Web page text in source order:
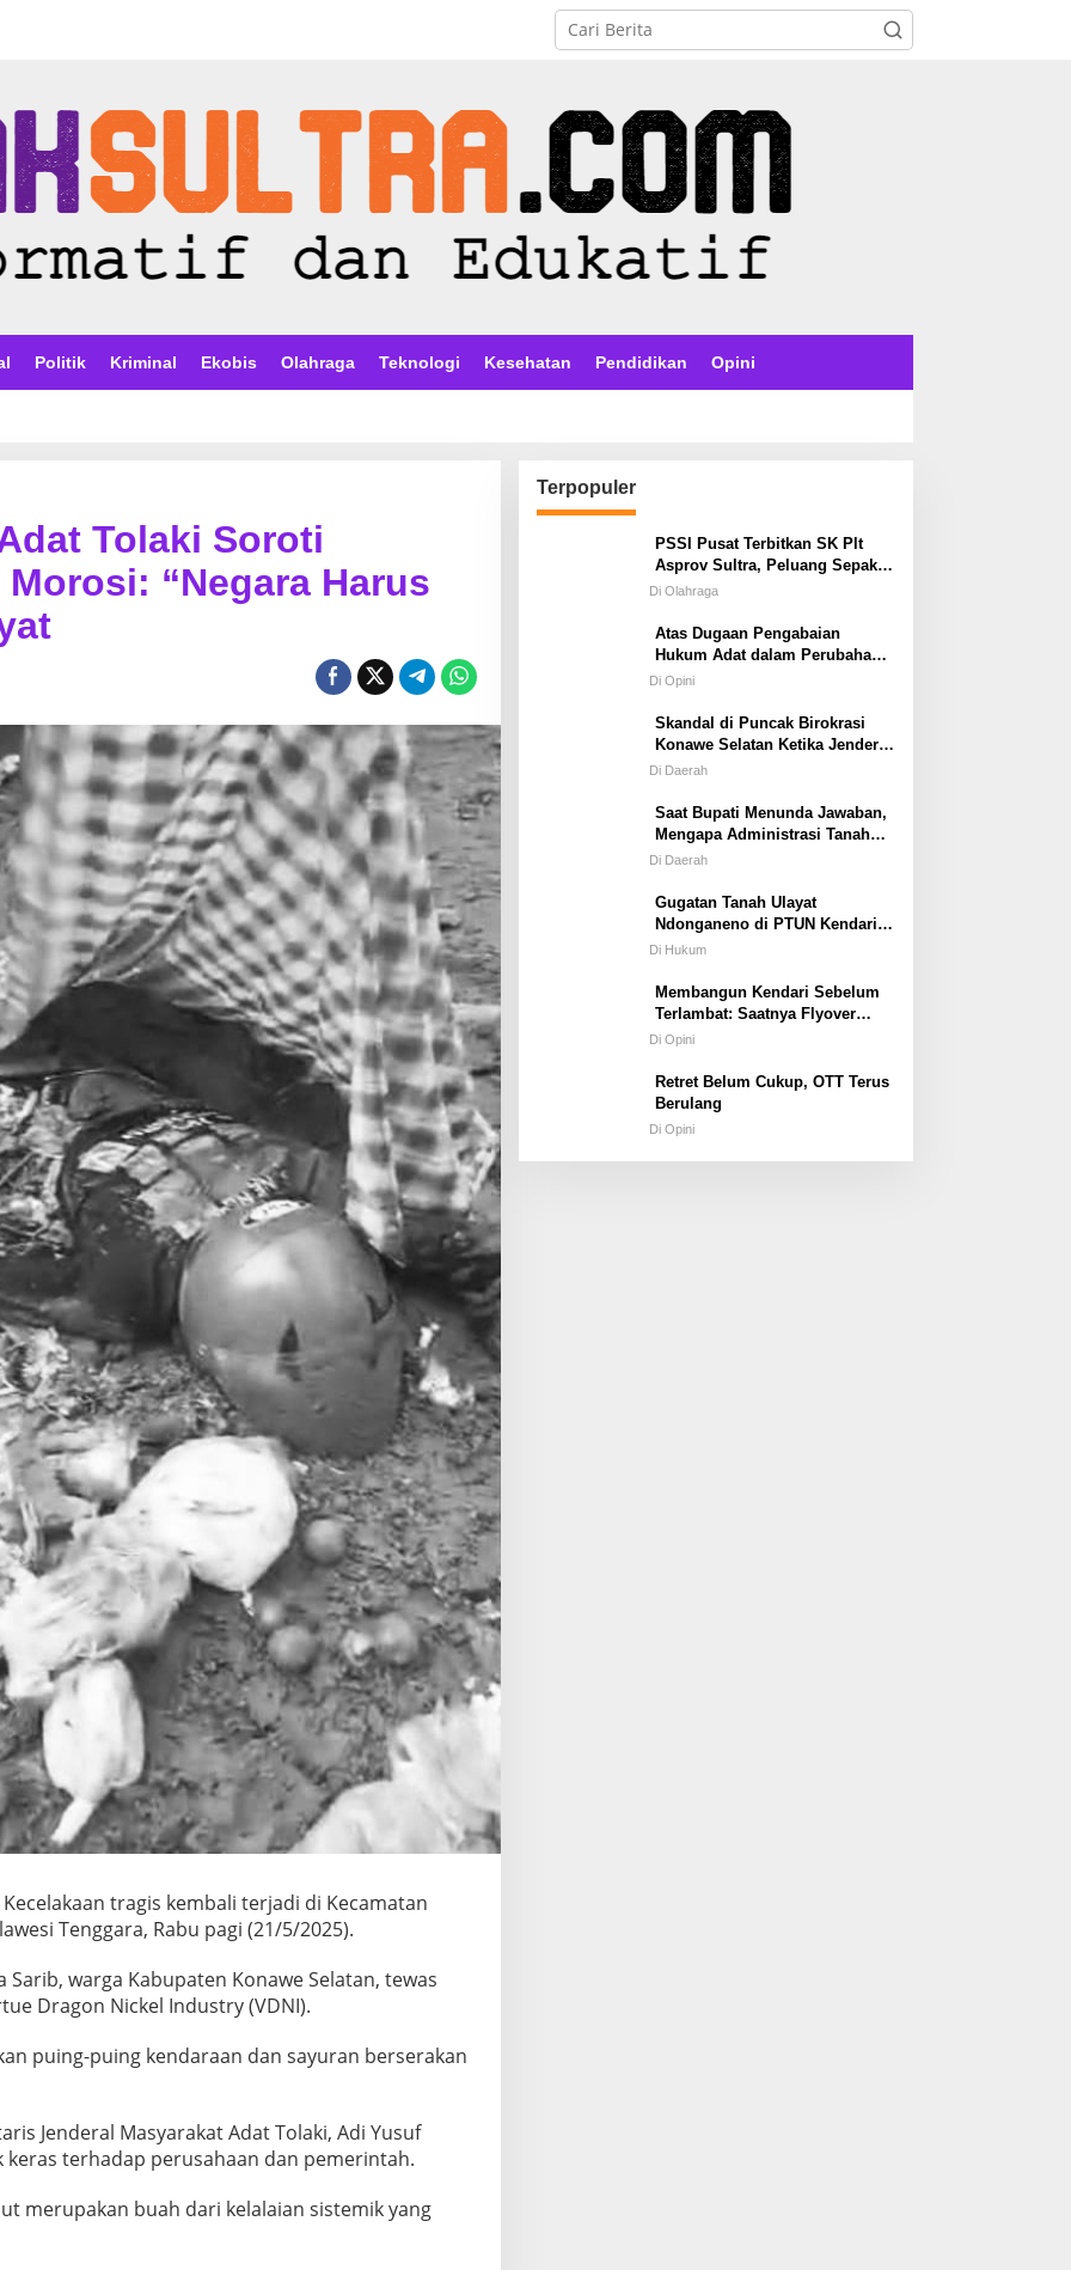
Politik Kriminal Ekobis Olahraga Teknologi Kesehatan Pendidikan Opini
Tolaki Soroti
“Negara Harus
Kecelakaan tragis kembali terjadi di Kecamatan
Tenggara, Rabu pagi (21/5/2025).
warga Kabupaten Konawe Selatan, tewas
Dragon Nickel Industry (VDNI).
puing-puing kendaraan dan sayuran berserakan
Jenderal Masyarakat Adat Tolaki, Adi Yusuf
terhadap perusahaan dan pemerintah.
merupakan buah dari kelalaian sistemik yang
Terpopuler
PSSI Pusat Terbitkan SK Plt
Asprov Sultra, Peluang Sepak
Bola dan Futsal Tampil di
Di Olahraga
Atas Dugaan Pengabaian
Hukum Adat dalam Perubahan
Simbol Mahar Perkawinan Adat
Di Opini
Skandal di Puncak Birokrasi
Konawe Selatan Ketika Jenderal
Di Daerah
Saat Bupati Menunda Jawaban,
Mengapa Administrasi Tanah
Tetap Berjalan?
Di Daerah
Gugatan Tanah Ulayat
Ndonganeno di PTUN Kendari;
Saat Negara Diuji Menghormati
Di Hukum
Membangun Kendari Sebelum
Terlambat: Saatnya Flyover
Menjadi Agenda Strategis Kota
Di Opini
Retret Belum Cukup, OTT Terus
Berulang
Di Opini